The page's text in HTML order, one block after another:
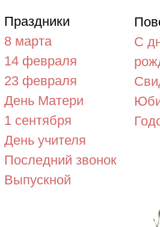
звонок
рождения
Годовщина